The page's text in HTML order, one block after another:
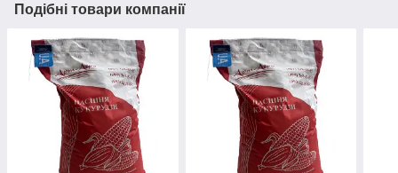
Подібні товари компанії